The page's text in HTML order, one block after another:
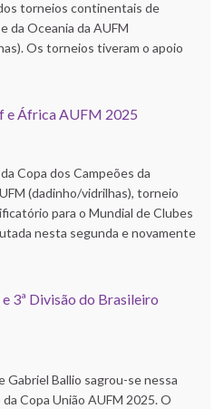
torneios continentais de
da Oceania da AUFM
Os torneios tiveram o apoio
e África AUFM 2025
Copa dos Campeões da
(dadinho/vidrilhas), torneio
para o Mundial de Clubes
nesta segunda e novamente
3ª Divisão do Brasileiro
Gabriel Ballio sagrou-se nessa
Copa União AUFM 2025. O